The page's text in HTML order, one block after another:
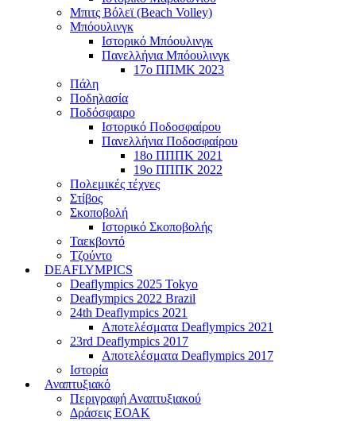
Μπιτς Βόλεϊ (Beach Volley)
Μπόουλινγκ
Ιστορικό Μπόουλινγκ
Πανελλήνια Μπόουλινγκ
17ο ΠΠΜΚ 2023
Πάλη
Ποδηλασία
Ποδόσφαιρο
Ιστορικό Ποδοσφαίρου
Πανελλήνια Ποδοσφαίρου
18ο ΠΠΠΚ 2021
19ο ΠΠΠΚ 2022
Πολεμικές τέχνες
Στίβος
Σκοποβολή
Ιστορικό Σκοποβολής
Ταεκβοντό
Τζούντο
DEAFLYMPICS
Deaflympics 2025 Tokyo
Deaflympics 2022 Brazil
24th Deaflympics 2021
Αποτελέσματα Deaflympics 2021
23rd Deaflympics 2017
Αποτελέσματα Deaflympics 2017
Ιστορία
Αναπτυξιακό
Περιγραφή Αναπτυξιακού
Δράσεις ΕΟΑΚ